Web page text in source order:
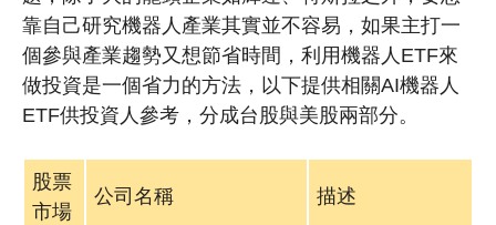
靠自己研究機器人產業其實並不容易，如果主打一
個參與產業趨勢又想節省時間，利用機器人ETF來
做投資是一個省力的方法，以下提供相關AI機器人
ETF供投資人參考，分成台股與美股兩部分。
股票
市場
公司名稱 描述